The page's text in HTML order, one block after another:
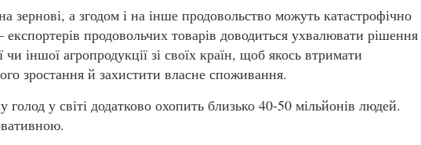
зернові, а згодом і на інше продовольство можуть катастрофічно
експортерів продовольчих товарів доводиться ухвалювати рішення
чи іншої агропродукції зі своїх країн, щоб якось втримати
зростання й захистити власне споживання.
у світі додатково охопить близько 40-50 мільйонів людей.